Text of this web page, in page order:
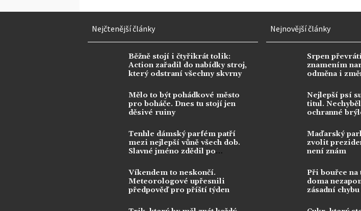
Nejčtenější články
Běžně stojí i čtyřikrát tolik:
Action zařadil do nabídky stroj,
který odstraní všechny skvrny
Mělo to být pohádkové město
pro boháče. Dnes tu stojí jen
děsivé ruiny
Tenhle dámský parfém patří
mezi nejlepší vůně všech dob.
Slavné jméno zdědil po
Víkendem to neskončí.
Meteorologové upřesnili
předpověď pro příští týden
Nejnovější články
Srpen
znamením
odměna i
Nejlepší psí
titul.
ochranné
Maďarský
zvolit
není znám
Při bouřce na
doma
zásadní